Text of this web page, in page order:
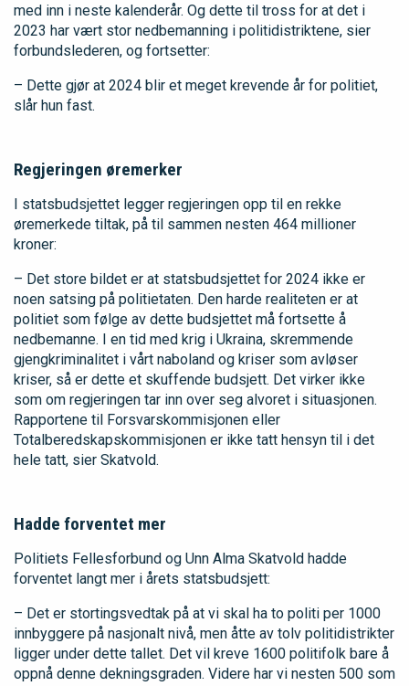
med inn i neste kalenderår. Og dette til tross for at det i
2023 har vært stor nedbemanning i politidistriktene, sier
forbundslederen, og fortsetter:
– Dette gjør at 2024 blir et meget krevende år for politiet,
slår hun fast.
Regjeringen øremerker
I statsbudsjettet legger regjeringen opp til en rekke
øremerkede tiltak, på til sammen nesten 464 millioner
kroner:
– Det store bildet er at statsbudsjettet for 2024 ikke er
noen satsing på politietaten. Den harde realiteten er at
politiet som følge av dette budsjettet må fortsette å
nedbemanne. I en tid med krig i Ukraina, skremmende
gjengkriminalitet i vårt naboland og kriser som avløser
kriser, så er dette et skuffende budsjett. Det virker ikke
som om regjeringen tar inn over seg alvoret i situasjonen.
Rapportene til Forsvarskommisjonen eller
Totalberedskapskommisjonen er ikke tatt hensyn til i det
hele tatt, sier Skatvold.
Hadde forventet mer
Politiets Fellesforbund og Unn Alma Skatvold hadde
forventet langt mer i årets statsbudsjett:
– Det er stortingsvedtak på at vi skal ha to politi per 1000
innbyggere på nasjonalt nivå, men åtte av tolv politidistrikter
ligger under dette tallet. Det vil kreve 1600 politifolk bare å
oppnå denne dekningsgraden. Videre har vi nesten 500 som